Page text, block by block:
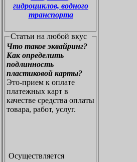
гидроциклов, водного
транспорта
Статьи на любой вкус
Что такое эквайринг?
Как определить
подлинность
пластиковой карты?
Это-прием к оплате
платежных карт в
качестве средства оплаты
товара, работ, услуг.
Осуществляется